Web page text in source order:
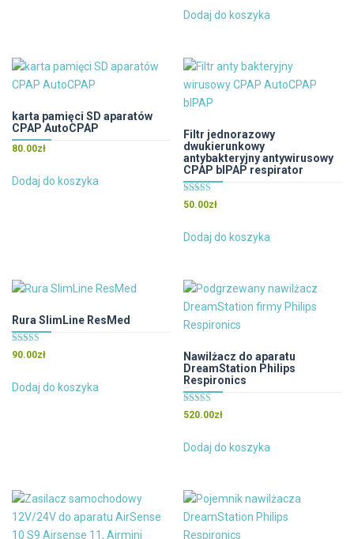
Dodaj do koszyka
karta pamięci SD aparatów
CPAP AutoCPAP
80.00zł
Dodaj do koszyka
Filtr jednorazowy
dwukierunkowy
antybakteryjny antywirusowy
CPAP bIPAP respirator
Oceniono
4.00
50.00zł
Dodaj do koszyka
Rura SlimLine ResMed
Oceniono
5.00
90.00zł
Dodaj do koszyka
Nawilżacz do aparatu
DreamStation Philips
Respironics
Oceniono
4.67
520.00zł
Dodaj do koszyka